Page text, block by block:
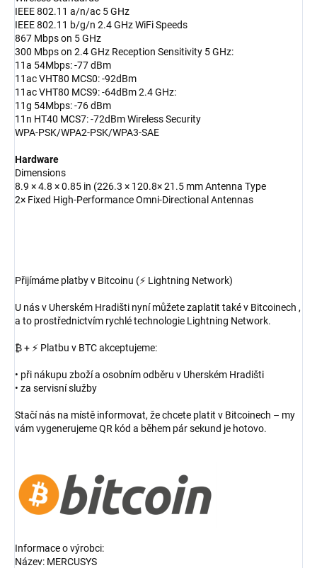
IEEE 802.11 a/n/ac 5 GHz
IEEE 802.11 b/g/n 2.4 GHz WiFi Speeds
867 Mbps on 5 GHz
300 Mbps on 2.4 GHz Reception Sensitivity 5 GHz:
11a 54Mbps: -77 dBm
11ac VHT80 MCS0: -92dBm
11ac VHT80 MCS9: -64dBm 2.4 GHz:
11g 54Mbps: -76 dBm
11n HT40 MCS7: -72dBm Wireless Security
WPA-PSK/WPA2-PSK/WPA3-SAE
Hardware
Dimensions
8.9 × 4.8 × 0.85 in (226.3 × 120.8× 21.5 mm Antenna Type
2× Fixed High-Performance Omni-Directional Antennas
Přijímáme platby v Bitcoinu (⚡ Lightning Network)
U nás v Uherském Hradišti nyní můžete zaplatit také v Bitcoinech ,
a to prostřednictvím rychlé technologie Lightning Network.
₿ + ⚡ Platbu v BTC akceptujeme:
• při nákupu zboží a osobním odběru v Uherském Hradišti
• za servisní služby
Stačí nás na místě informovat, že chcete platit v Bitcoinech – my
vám vygenerujeme QR kód a během pár sekund je hotovo.
Informace o výrobci:
Název: MERCUSYS